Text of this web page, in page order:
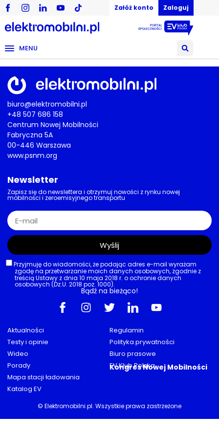
Załóż konto Zaloguj
MENU
biuro@elektromobilni.pl
+48 507 686 158
Centrum Nowej Mobilności
Fabryczna 5A
00-446 Warszawa
www.psnm.org
Aktualności
Testy i opinie
Wideo
Porady
Mapa stacji ładowania
Katalog EV
Regulamin
Polityka prywatności
Biuro prasowe
EV Klub Polska
Kongres Nowej Mobilności
Newsletter
Zapisz się do newslettera i otrzymuj nowości z rynku nowej
mobilności i zeroemisyjnego transportu
Przyjmuję do wiadomości, że podając adres e-mail wyrażam
zgodę na przetwarzanie moich danych osobowych, zgodnie z
treścią Ustawy z dnia 10 maja 2018 r. o ochronie danych
osobowych (Dz.U. 2018 poz. 1000).
Wyślij
Bądź na bieżąco!
© Elektromobilni.pl. Wszystkie prawa zastrzeżone